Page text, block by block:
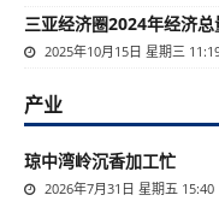
三亚经济圈2024年经济
2025年10月15日 星期三
产业
琼中湾岭沉香加工忙
2026年7月31日 星期五 15:40